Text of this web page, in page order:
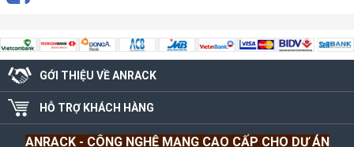
GỚI THIỆU VỀ ANRACK
HỖ TRỢ KHÁCH HÀNG
ANRACK - CÔNG NGHỆ MẠNG CAO CẤP CHO DỰ ÁN